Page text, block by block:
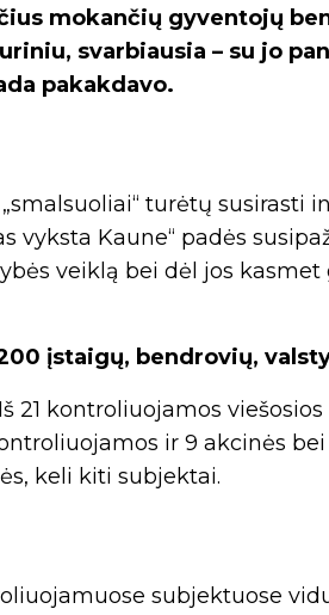
mokančių gyventojų
svarbiausia – su jo
pakakdavo.
turėtų susirasti
vyksta Kaune“ padės
veiklą bei dėl jos
įstaigų, bendrovių,
21 kontroliuojamos
ir 9 akcinės
keli kiti subjektai.
subjektuose